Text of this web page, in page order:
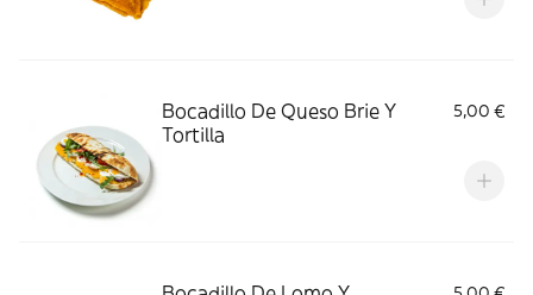
Bocadillo De Queso Brie Y
Tortilla
5,00 €